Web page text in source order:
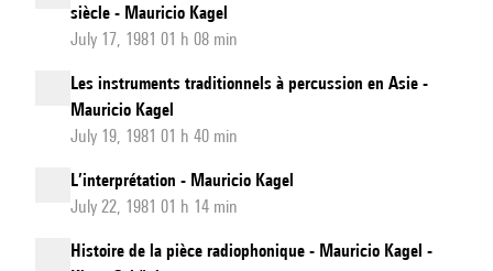
siècle - Mauricio Kagel
July 17, 1981 01 h 08 min
Les instruments traditionnels à percussion en Asie -
Mauricio Kagel
July 19, 1981 01 h 40 min
L’interprétation - Mauricio Kagel
July 22, 1981 01 h 14 min
Histoire de la pièce radiophonique - Mauricio Kagel -